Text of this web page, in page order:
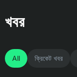
খবর
All ক্রিকেট খবর